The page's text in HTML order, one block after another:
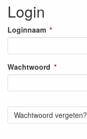
Login
Loginnaam
Wachtwoord
Wachtwoord vergeten?